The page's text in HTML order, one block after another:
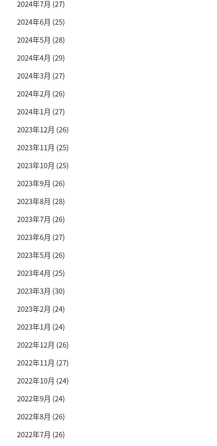
2024年7月 (27)
2024年6月 (25)
2024年5月 (28)
2024年4月 (29)
2024年3月 (27)
2024年2月 (26)
2024年1月 (27)
2023年12月 (26)
2023年11月 (25)
2023年10月 (25)
2023年9月 (26)
2023年8月 (28)
2023年7月 (26)
2023年6月 (27)
2023年5月 (26)
2023年4月 (25)
2023年3月 (30)
2023年2月 (24)
2023年1月 (24)
2022年12月 (26)
2022年11月 (27)
2022年10月 (24)
2022年9月 (24)
2022年8月 (26)
2022年7月 (26)